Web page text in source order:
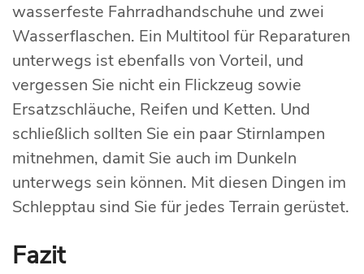
wasserfeste Fahrradhandschuhe und zwei
Wasserflaschen. Ein Multitool für Reparaturen
unterwegs ist ebenfalls von Vorteil, und
vergessen Sie nicht ein Flickzeug sowie
Ersatzschläuche, Reifen und Ketten. Und
schließlich sollten Sie ein paar Stirnlampen
mitnehmen, damit Sie auch im Dunkeln
unterwegs sein können. Mit diesen Dingen im
Schlepptau sind Sie für jedes Terrain gerüstet.
Fazit